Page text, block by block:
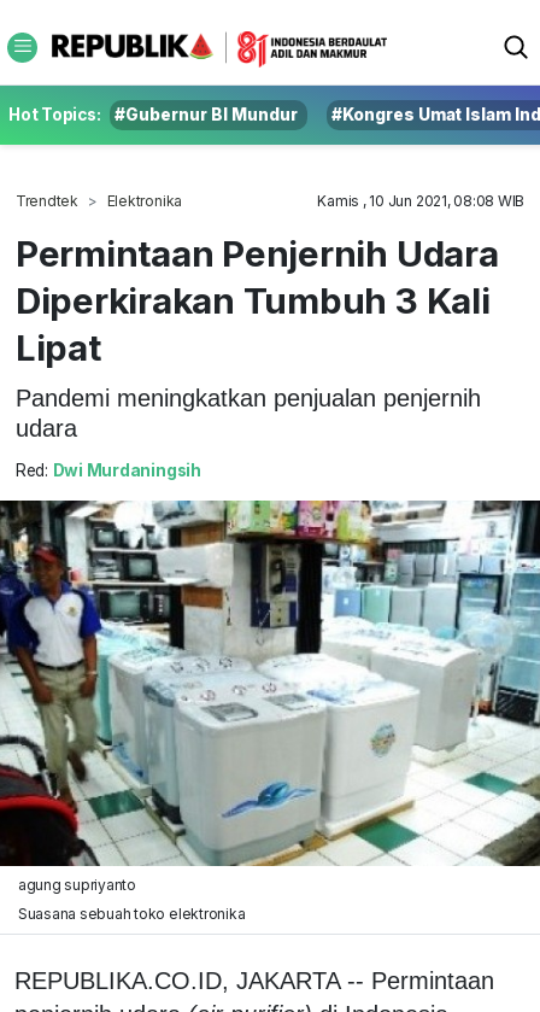
Hot Topics: #Gubernur BI Mundur #Kongres Umat Islam
Trendtek Elektronika Kamis , 10 Jun 2021, 08:08 WIB
Permintaan Penjernih Udara
Diperkirakan Tumbuh 3 Kali
Lipat
Pandemi meningkatkan penjualan penjernih
udara
Red: Dwi Murdaningsih
agung supriyanto
Suasana sebuah toko elektronika
REPUBLIKA.CO.ID, JAKARTA -- Permintaan